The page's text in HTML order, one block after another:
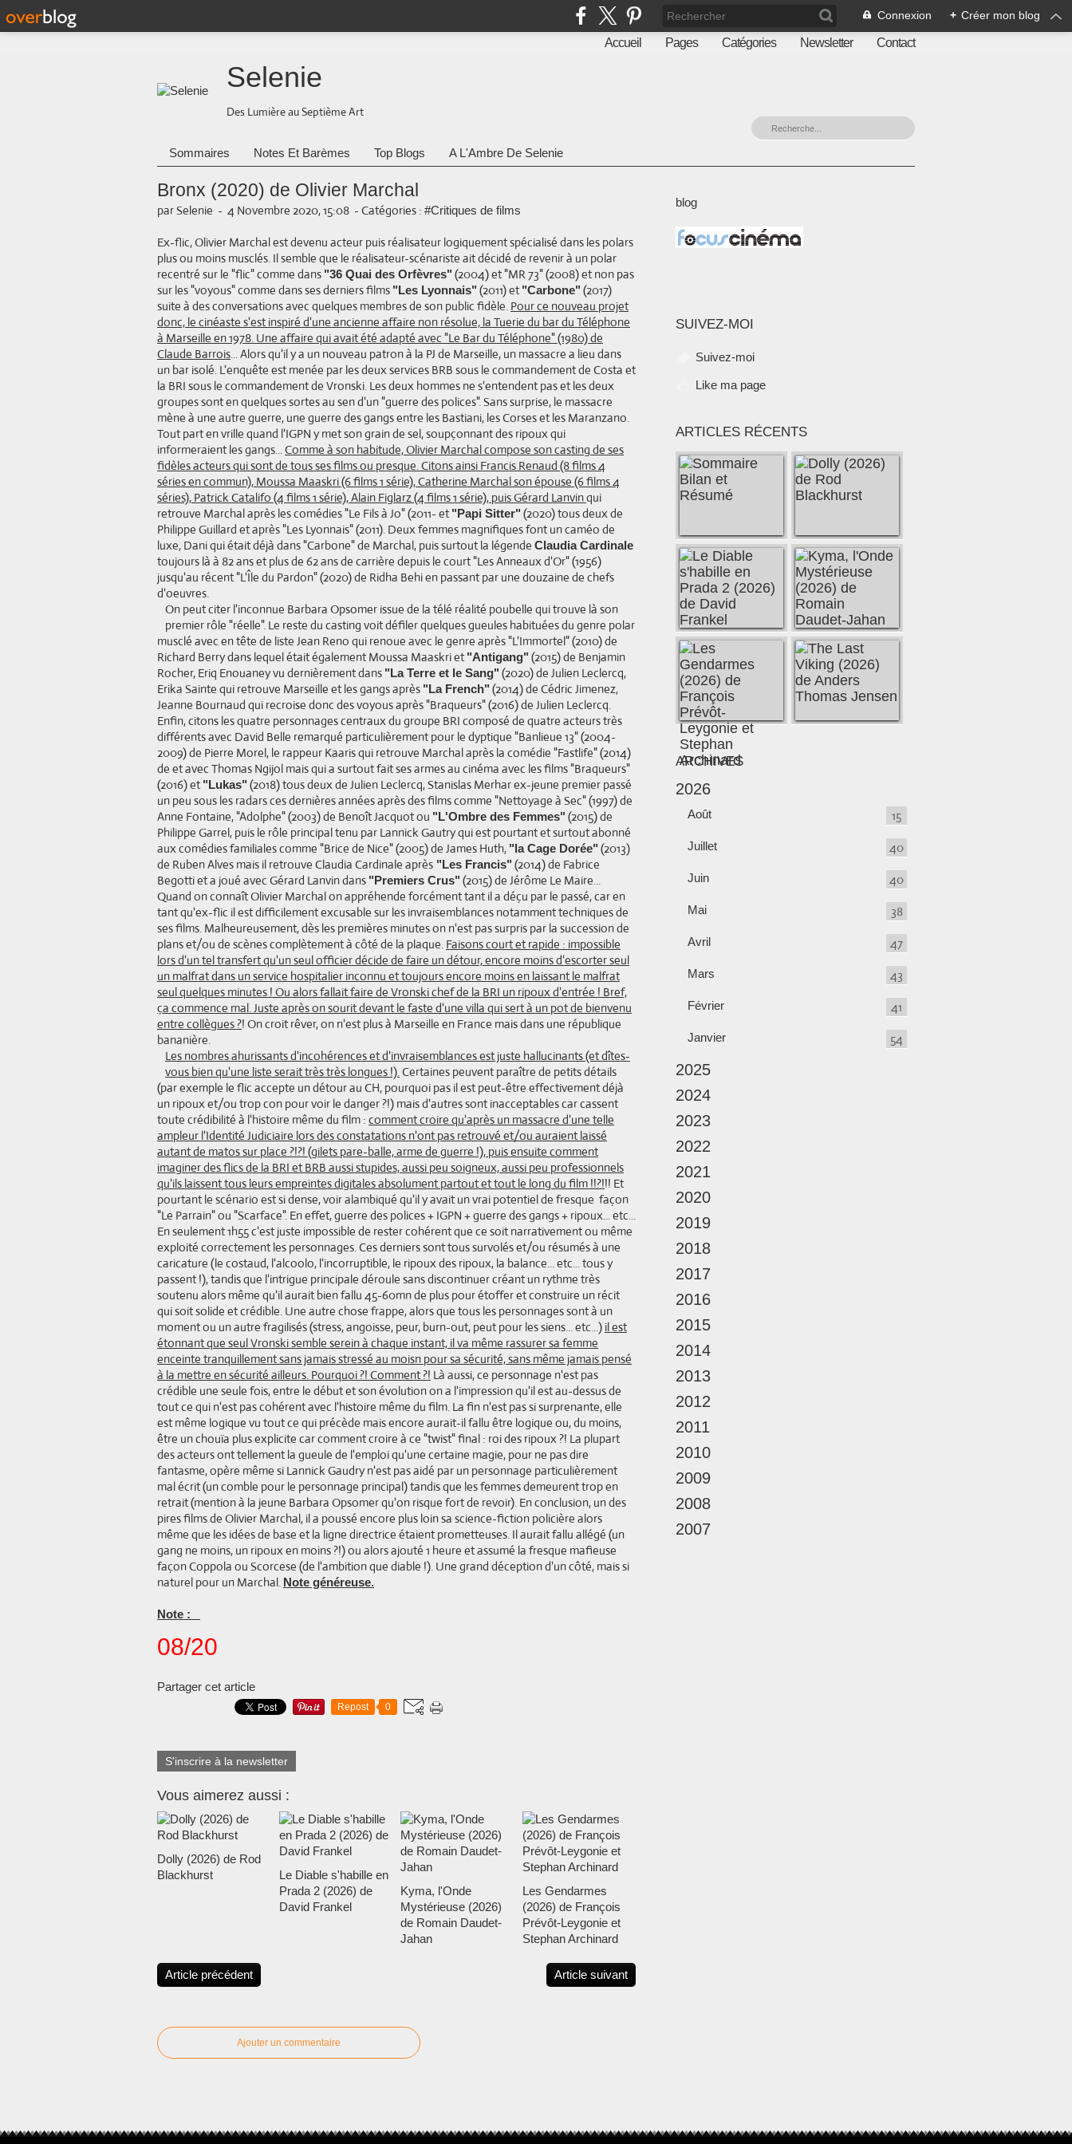
Connexion + Créer mon blog
Accueil Pages Catégories Newsletter Contact
Selenie
Des Lumière au Septième Art
Sommaires Notes Et Barèmes Top Blogs A L'Ambre De Selenie
Bronx (2020) de Olivier Marchal
par Selenie - 4 Novembre 2020, 15:08 - Catégories : #Critiques de films
Ex-flic, Olivier Marchal est devenu acteur puis réalisateur logiquement spécialisé dans les polars
plus ou moins musclés. Il semble que le réalisateur-scénariste ait décidé de revenir à un polar
recentré sur le "flic" comme dans "36 Quai des Orfèvres" (2004) et "MR 73" (2008) et non pas
sur les "voyous" comme dans ses derniers films "Les Lyonnais" (2011) et "Carbone" (2017)
suite à des conversations avec quelques membres de son public fidèle. Pour ce nouveau projet
donc, le cinéaste s'est inspiré d'une ancienne affaire non résolue, la Tuerie du bar du Téléphone
à Marseille en 1978. Une affaire qui avait été adapté avec "Le Bar du Téléphone" (1980) de
Claude Barrois... Alors qu'il y a un nouveau patron à la PJ de Marseille, un massacre a lieu dans
un bar isolé. L'enquête est menée par les deux services BRB sous le commandement de Costa et
la BRI sous le commandement de Vronski. Les deux hommes ne s'entendent pas et les deux
groupes sont en quelques sortes au sen d'un "guerre des polices". Sans surprise, le massacre
mène à une autre guerre, une guerre des gangs entre les Bastiani, les Corses et les Maranzano.
Tout part en vrille quand l'IGPN y met son grain de sel, soupçonnant des ripoux qui
informeraient les gangs...Comme à son habitude, Olivier Marchal compose son casting de ses
fidèles acteurs qui sont de tous ses films ou presque. Citons ainsi Francis Renaud (8 films 4
séries en commun), Moussa Maaskri (6 films 1 série), Catherine Marchal son épouse (6 films 4
séries), Patrick Catalifo (4 films 1 série), Alain Figlarz (4 films 1 série), puis Gérard Lanvinqui
retrouve Marchal après les comédies "Le Fils à Jo" (2011- et "Papi Sitter" (2020) tous deux de
Philippe Guillard et après "Les Lyonnais" (2011). Deux femmes magnifiques font un caméo de
luxe, Dani qui était déjà dans "Carbone" de Marchal, puis surtout la légende Claudia Cardinale
toujours là à 82 ans et plus de 62 ans de carrière depuis le court "Les Anneaux d'Or" (1956)
jusqu'au récent "L'Île du Pardon" (2020) de Ridha Behi en passant par une douzaine de chefs
d'oeuvres.
On peut citer l'inconnue Barbara Opsomer issue de la télé réalité poubelle qui trouve là son
premier rôle "réelle". Le reste du casting voit défiler quelques gueules habituées du genre polar
musclé avec en tête de liste Jean Reno qui renoue avec le genre après "L'Immortel" (2010) de
Richard Berry dans lequel était également Moussa Maaskri et "Antigang" (2015) de Benjamin
Rocher, Eriq Enouaney vu dernièrement dans "La Terre et le Sang" (2020) de Julien Leclercq,
Erika Sainte qui retrouve Marseille et les gangs après "La French" (2014) de Cédric Jimenez,
Jeanne Bournaud qui recroise donc des voyous après "Braqueurs" (2016) de Julien Leclercq.
Enfin, citons les quatre personnages centraux du groupe BRI composé de quatre acteurs très
différents avec David Belle remarqué particulièrement pour le dyptique "Banlieue 13" (2004-
2009) de Pierre Morel, le rappeur Kaaris qui retrouve Marchal après la comédie "Fastlife" (2014)
de et avec Thomas Ngijol mais qui a surtout fait ses armes au cinéma avec les films "Braqueurs"
(2016) et "Lukas" (2018) tous deux de Julien Leclercq, Stanislas Merhar ex-jeune premier passé
un peu sous les radars ces dernières années après des films comme "Nettoyage à Sec" (1997) de
Anne Fontaine, "Adolphe" (2003) de Benoît Jacquot ou "L'Ombre des Femmes" (2015) de
Philippe Garrel, puis le rôle principal tenu par Lannick Gautry qui est pourtant et surtout abonné
aux comédies familiales comme "Brice de Nice" (2005) de James Huth, "la Cage Dorée" (2013)
de Ruben Alves mais il retrouve Claudia Cardinale après "Les Francis" (2014) de Fabrice
Begotti et a joué avec Gérard Lanvin dans "Premiers Crus" (2015) de Jérôme Le Maire...
Quand on connaît Olivier Marchal on appréhende forcément tant il a déçu par le passé, car en
tant qu'ex-flic il est difficilement excusable sur les invraisemblances notamment techniques de
ses films. Malheureusement, dès les premières minutes on n'est pas surpris par la succession de
plans et/ou de scènes complètement à côté de la plaque. Faisons court et rapide : impossible
lors d'un tel transfert qu'un seul officier décide de faire un détour, encore moins d'escorter seul
un malfrat dans un service hospitalier inconnu et toujours encore moins en laissant le malfrat
seul quelques minutes ! Ou alors fallait faire de Vronski chef de la BRI un ripoux d'entrée ! Bref,
ça commence mal. Juste après on sourit devant le faste d'une villa qui sert à un pot de bienvenu
entre collègues ?! On croit rêver, on n'est plus à Marseille en France mais dans une république
bananière.
Les nombres ahurissants d'incohérences et d'invraisemblances est juste hallucinants (et dîtes-
vous bien qu'une liste serait très très longues !).Certaines peuvent paraître de petits détails
(par exemple le flic accepte un détour au CH, pourquoi pas il est peut-être effectivement déjà
un ripoux et/ou trop con pour voir le danger ?!) mais d'autres sont inacceptables car cassent
toute crédibilité à l'histoire même du film : comment croire qu'après un massacre d'une telle
ampleur l'Identité Judiciaire lors des constatations n'ont pas retrouvé et/ou auraient laissé
autant de matos sur place ?!?! (gilets pare-balle, arme de guerre !), puis ensuite comment
imaginer des flics de la BRI et BRB aussi stupides, aussi peu soigneux, aussi peu professionnels
qu'ils laissent tous leurs empreintes digitales absolument partout et tout le long du film !!?!!! Et
pourtant le scénario est si dense, voir alambiqué qu'il y avait un vrai potentiel de fresque façon
"Le Parrain" ou "Scarface". En effet, guerre des polices + IGPN + guerre des gangs + ripoux... etc...
En seulement 1h55 c'est juste impossible de rester cohérent que ce soit narrativement ou même
exploité correctement les personnages. Ces derniers sont tous survolés et/ou résumés à une
caricature (le costaud, l'alcoolo, l'incorruptible, le ripoux des ripoux, la balance... etc... tous y
passent !), tandis que l'intrigue principale déroule sans discontinuer créant un rythme très
soutenu alors même qu'il aurait bien fallu 45-60mn de plus pour étoffer et construire un récit
qui soit solide et crédible. Une autre chose frappe, alors que tous les personnages sont à un
moment ou un autre fragilisés (stress, angoisse, peur, burn-out, peut pour les siens... etc...) il est
étonnant que seul Vronski semble serein à chaque instant, il va même rassurer sa femme
enceinte tranquillement sans jamais stressé au moisn pour sa sécurité, sans même jamais pensé
à la mettre en sécurité ailleurs. Pourquoi ?! Comment ?! Là aussi, ce personnage n'est pas
crédible une seule fois, entre le début et son évolution on a l'impression qu'il est au-dessus de
tout ce qui n'est pas cohérent avec l'histoire même du film. La fin n'est pas si surprenante, elle
est même logique vu tout ce qui précède mais encore aurait-il fallu être logique ou, du moins,
être un chouïa plus explicite car comment croire à ce "twist" final : roi des ripoux ?! La plupart
des acteurs ont tellement la gueule de l'emploi qu'une certaine magie, pour ne pas dire
fantasme, opère même si Lannick Gaudry n'est pas aidé par un personnage particulièrement
mal écrit (un comble pour le personnage principal) tandis que les femmes demeurent trop en
retrait (mention à la jeune Barbara Opsomer qu'on risque fort de revoir). En conclusion, un des
pires films de Olivier Marchal, il a poussé encore plus loin sa science-fiction policière alors
même que les idées de base et la ligne directrice étaient prometteuses. Il aurait fallu allégé (un
gang ne moins, un ripoux en moins ?!) ou alors ajouté 1 heure et assumé la fresque mafieuse
façon Coppola ou Scorcese (de l'ambition que diable !). Une grand déception d'un côté, mais si
naturel pour un Marchal. Note généreuse.
Note :
08/20
Partager cet article
Repost 0
S'inscrire à la newsletter
Vous aimerez aussi :
Dolly (2026) de Rod
Blackhurst
Le Diable s'habille en
Prada 2 (2026) de
David Frankel
Kyma, l'Onde
Mystérieuse (2026)
de Romain Daudet-
Jahan
Les Gendarmes
(2026) de François
Prévôt-Leygonie et
Stephan Archinard
Article précédent Article suivant
Ajouter un commentaire
blog
SUIVEZ-MOI
Suivez-moi
Like ma page
ARTICLES RÉCENTS
ARCHIVES
2026
Août 15
Juillet 40
Juin 40
Mai 38
Avril 47
Mars 43
Février 41
Janvier 54
2025
2024
2023
2022
2021
2020
2019
2018
2017
2016
2015
2014
2013
2012
2011
2010
2009
2008
2007